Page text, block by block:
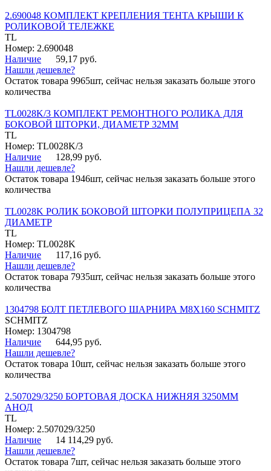
2.690048 КОМПЛЕКТ КРЕПЛЕНИЯ ТЕНТА КРЫШИ К
РОЛИКОВОЙ ТЕЛЕЖКЕ
TL
Номер: 2.690048
Наличие
59,17 руб.
Нашли дешевле?
Остаток товара 9965шт, сейчас нельзя заказать больше этого
количества
TL0028K/3 КОМПЛЕКТ РЕМОНТНОГО РОЛИКА ДЛЯ
БОКОВОЙ ШТОРКИ, ДИАМЕТР 32ММ
TL
Номер: TL0028K/3
Наличие
128,99 руб.
Нашли дешевле?
Остаток товара 1946шт, сейчас нельзя заказать больше этого
количества
TL0028K РОЛИК БОКОВОЙ ШТОРКИ ПОЛУПРИЦЕПА 32
ДИАМЕТР
TL
Номер: TL0028K
Наличие
117,16 руб.
Нашли дешевле?
Остаток товара 7935шт, сейчас нельзя заказать больше этого
количества
1304798 БОЛТ ПЕТЛЕВОГО ШАРНИРА М8Х160 SCHMITZ
SCHMITZ
Номер: 1304798
Наличие
644,95 руб.
Нашли дешевле?
Остаток товара 10шт, сейчас нельзя заказать больше этого
количества
2.507029/3250 БОРТОВАЯ ДОСКА НИЖНЯЯ 3250ММ
АНОД
TL
Номер: 2.507029/3250
Наличие
14 114,29 руб.
Нашли дешевле?
Остаток товара 7шт, сейчас нельзя заказать больше этого